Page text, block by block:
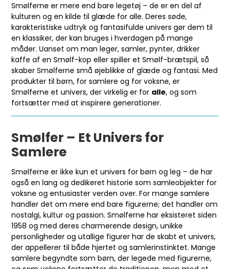
Smølferne er mere end bare legetøj – de er en del af
kulturen og en kilde til glæde for alle. Deres søde,
karakteristiske udtryk og fantasifulde univers gør dem til
en klassiker, der kan bruges i hverdagen på mange
måder. Uanset om man leger, samler, pynter, drikker
kaffe af en Smølf-kop eller spiller et Smølf-brætspil, så
skaber Smølferne små øjeblikke af glæde og fantasi. Med
produkter til børn, for samlere og for voksne, er
Smølferne et univers, der virkelig er for alle, og som
fortsætter med at inspirere generationer.
Smølfer – Et Univers for
Samlere
Smølferne er ikke kun et univers for børn og leg – de har
også en lang og dedikeret historie som samleobjekter for
voksne og entusiaster verden over. For mange samlere
handler det om mere end bare figurerne; det handler om
nostalgi, kultur og passion. Smølferne har eksisteret siden
1958 og med deres charmerende design, unikke
personligheder og utallige figurer har de skabt et univers,
der appellerer til både hjertet og samlerinstinktet. Mange
samlere begyndte som børn, der legede med figurerne,